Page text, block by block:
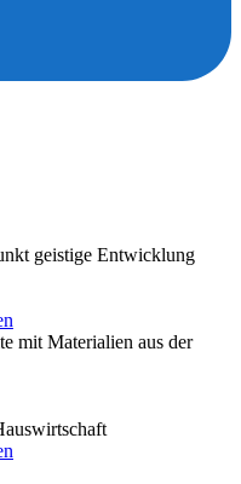
geistige Entwicklung
mit Materialien aus der